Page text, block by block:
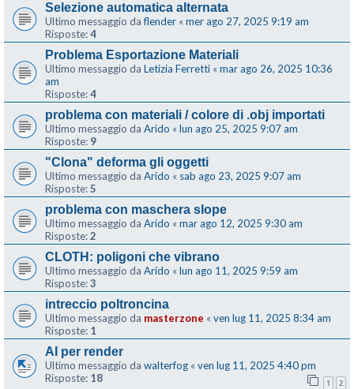
Selezione automatica alternata
Ultimo messaggio daflender « mer ago 27, 2025 9:19 am
Risposte:4
Problema Esportazione Materiali
Ultimo messaggio da Letizia Ferretti « mar ago 26, 2025 10:36
am
Risposte:4
problema con materiali / colore di .obj importati
Ultimo messaggio da Arido « lun ago 25, 2025 9:07 am
Risposte: 9
"Clona" deforma gli oggetti
Ultimo messaggio da Arido « sab ago 23, 2025 9:07 am
Risposte:5
problema con maschera slope
Ultimo messaggio da Arido « mar ago 12, 2025 9:30 am
Risposte:2
CLOTH: poligoni che vibrano
Ultimo messaggio da Arido « lun ago 11, 2025 9:59 am
Risposte:3
intreccio poltroncina
Ultimo messaggio da masterzone « ven lug 11, 2025 8:34 am
Risposte: 1
AI per render
Ultimo messaggio da walterfog « ven lug 11, 2025 4:40 pm
Risposte: 18 1 2